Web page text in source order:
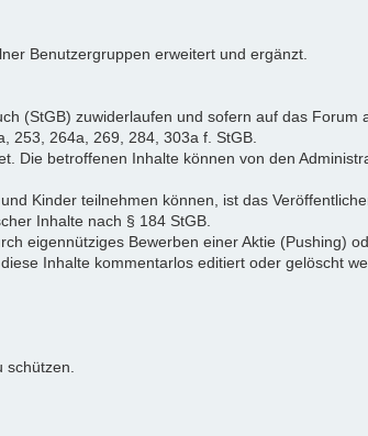
Benutzergruppen erweitert und ergänzt.
(StGB) zuwiderlaufen und sofern auf das Forum
253, 264a, 269, 284, 303a f. StGB.
Die betroffenen Inhalte können von den
Kinder teilnehmen können, ist das
Inhalte nach § 184 StGB.
eigennütziges Bewerben einer Aktie (Pushing)
Inhalte kommentarlos editiert oder gelöscht